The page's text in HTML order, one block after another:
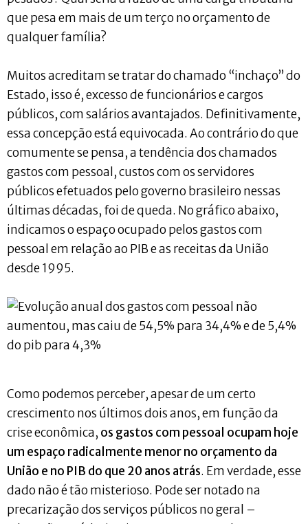
que pesa em mais de um terço no orçamento de
qualquer família?
Muitos acreditam se tratar do chamado “inchaço” do
Estado, isso é, excesso de funcionários e cargos
públicos, com salários avantajados. Definitivamente,
essa concepção está equivocada. Ao contrário do que
comumente se pensa, a tendência dos chamados
gastos com pessoal, custos com os servidores
públicos efetuados pelo governo brasileiro nessas
últimas décadas, foi de queda. No gráfico abaixo,
indicamos o espaço ocupado pelos gastos com
pessoal em relação ao PIB e as receitas da União
desde 1995.
Como podemos perceber, apesar de um certo
crescimento nos últimos dois anos, em função da
crise econômica, os gastos com pessoal ocupam hoje
um espaço radicalmente menor no orçamento da
União e no PIB do que 20 anos atrás. Em verdade, esse
dado não é tão misterioso. Pode ser notado na
precarização dos serviços públicos no geral –